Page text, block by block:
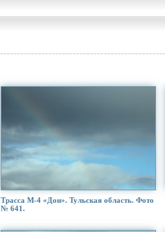
Трасса М-4 «Дон». Тульская область. Фото
№ 641.